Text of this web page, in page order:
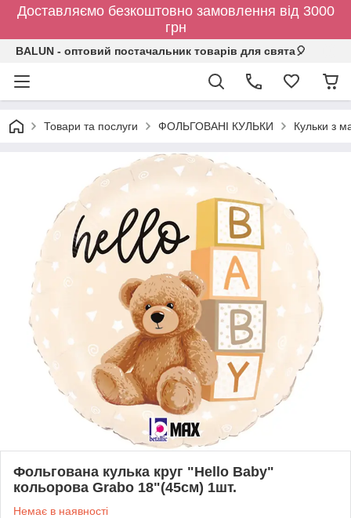
Доставляємо безкоштовно замовлення від 3000
грн
BALUN - оптовий постачальник товарів для свята🎈
Товари та послуги ФОЛЬГОВАНІ КУЛЬКИ Кульки з
Фольгована кулька круг "Hello Baby"
кольорова Grabo 18"(45см) 1шт.
Немає в наявності